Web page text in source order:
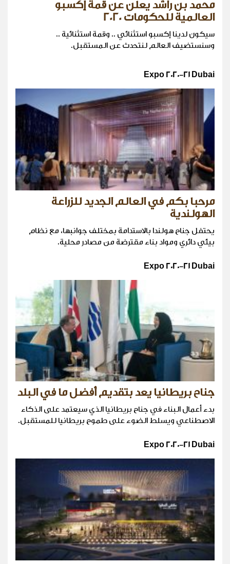
محمد بن راشد يعلن عن قمة إكسبو
العالمية للحكومات 2020
سيكون لدينا إكسبو استثنائي .. وقمة استثنائية ..
وسنستضيف العالم لنتحدث عن المستقبل.
Expo 2020-21 Dubai
مرحبا بكم في العالم الجديد للزراعة
الهولندية
يحتفل جناح هولندا بالاستدامة بمختلف جوانبها، مع نظام
بيئي دائري ومواد بناء مقترضة من مصادر محلية.
Expo 2020-21 Dubai
جناح بريطانيا يعد بتقديم أفضل ما في البلد
بدء أعمال البناء في جناح بريطانيا الذي سيعتمد على الذكاء
الاصطناعي ويسلط الضوء على طموح بريطانيا للمستقبل.
Expo 2020-21 Dubai